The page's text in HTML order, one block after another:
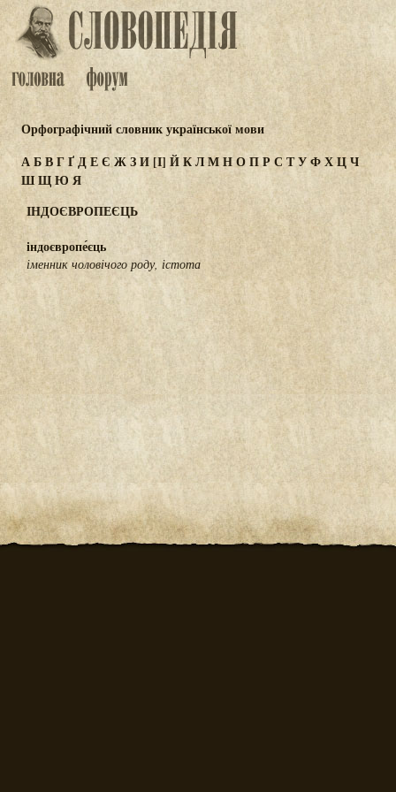
Орфографічний словник української мови
АБВГҐДЕЄ ЖЗИ[І] ЙКЛМНОПР СТУФХЦЧ
ШЩЮЯ
ІНДОЄВРОПЕЄЦЬ
індоєвропе́єць
іменник чоловічого роду, істота